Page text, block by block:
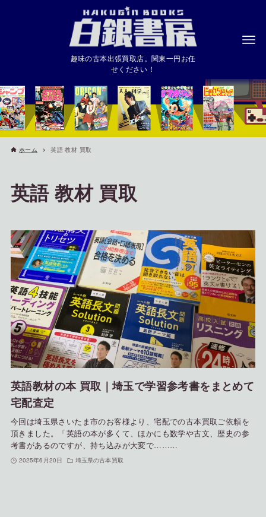
趣味の古本出張買取店。関東一円お任
せください！
ホーム 英語 教材 買取
英語 教材 買取
英語教材の本 買取｜埼玉で学習参考書をまとめて
宅配査定
今回は埼玉県さいたま市のお客様より、宅配での古本買取ご依頼を
頂きました。「英語の本が多くて、ほかにも数学や古文、歴史の参
考書があるのですが、持ち込みが大変で………
2025年6月20日 埼玉県の古本買取